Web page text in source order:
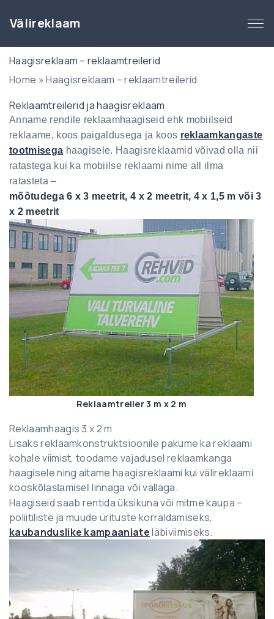
p
Välireklaam
Haagisreklaam – reklaamtreilerid
Home »Haagisreklaam – reklaamtreilerid
Reklaamtreilerid ja haagisreklaam
Anname rendile reklaamhaagiseid ehk mobiilseid
reklaame, koos paigaldusega ja koos reklaamkangaste
tootmisega haagisele. Haagisreklaamid võivad olla nii
ratastega kui ka mobiilse reklaami nime all ilma
ratasteta –
mõõtudega 6 x 3 meetrit, 4 x 2 meetrit, 4 x 1,5 m või 3
x 2 meetrit
Reklaamtreiler 3 m x 2 m
Reklaamhaagis 3 x 2 m
Lisaks reklaamkonstruktsioonile pakume ka reklaami
kohale viimist, toodame vajadusel reklaamkanga
haagisele ning aitame haagisreklaami kui välireklaami
kooskõlastamisel linnaga või vallaga.
Haagiseid saab rentida üksikuna või mitme kaupa –
poliitiliste ja muude ürituste korraldamiseks,
kaubanduslike kampaaniateläbiviimiseks.